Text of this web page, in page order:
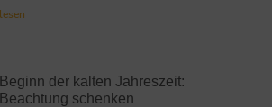
lesen
Beginn der kalten Jahreszeit:
Beachtung schenken